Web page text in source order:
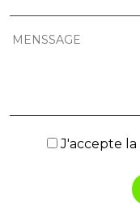
J'accepte la